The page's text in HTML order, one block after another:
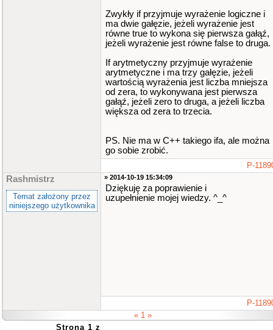
Zwykły if przyjmuje wyrażenie logiczne i
ma dwie gałęzie, jeżeli wyrażenie jest
równe true to wykona się pierwsza gałąź,
jeżeli wyrażenie jest równe false to druga.
If arytmetyczny przyjmuje wyrażenie
arytmetyczne i ma trzy gałęzie, jeżeli
wartością wyrażenia jest liczba mniejsza
od zera, to wykonywana jest pierwsza
gałąź, jeżeli zero to druga, a jeżeli liczba
większa od zera to trzecia.
PS. Nie ma w C++ takiego ifa, ale można
go sobie zrobić.
P-
Rashmistrz
Temat założony przez
niniejszego użytkownika
» 2014-10-19 15:34:09
Dziękuję za poprawienie i
uzupełnienie mojej wiedzy. ^_^
P-
« 1 »
Strona 1 z